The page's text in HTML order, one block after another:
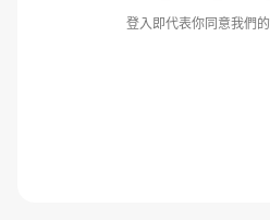
登入即代表你同意我們的